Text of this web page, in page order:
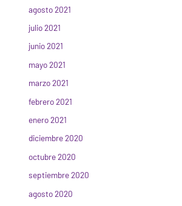
agosto 2021
julio 2021
junio 2021
mayo 2021
marzo 2021
febrero 2021
enero 2021
diciembre 2020
octubre 2020
septiembre 2020
agosto 2020